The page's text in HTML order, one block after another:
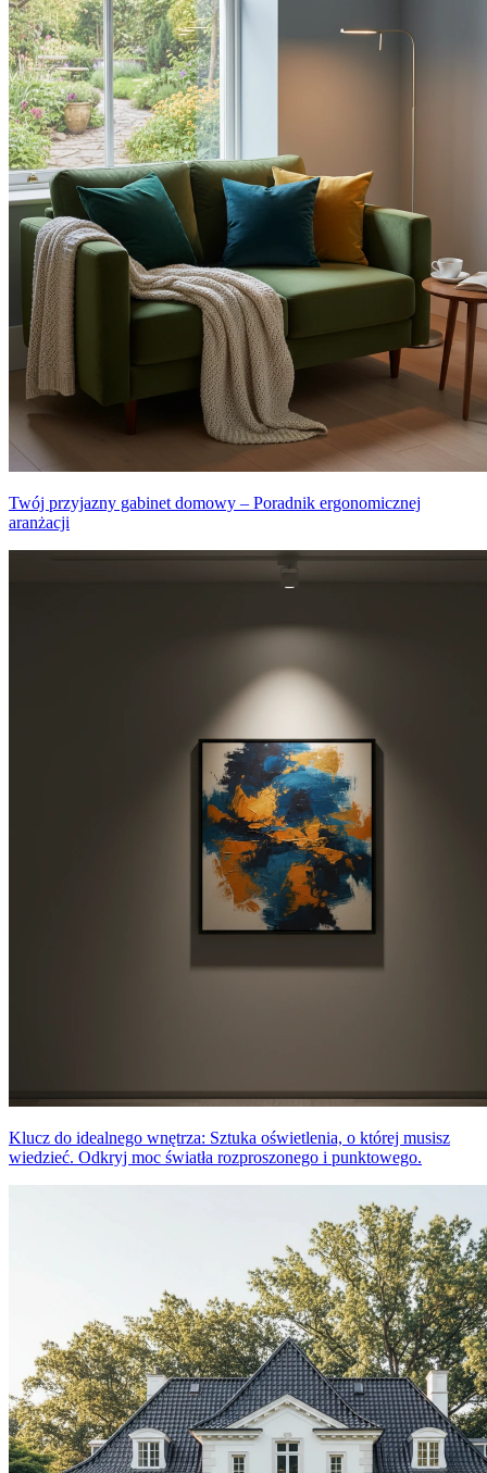
Twój przyjazny gabinet domowy – Poradnik ergonomicznej
aranżacji
Klucz do idealnego wnętrza: Sztuka oświetlenia, o której musisz
wiedzieć. Odkryj moc światła rozproszonego i punktowego.